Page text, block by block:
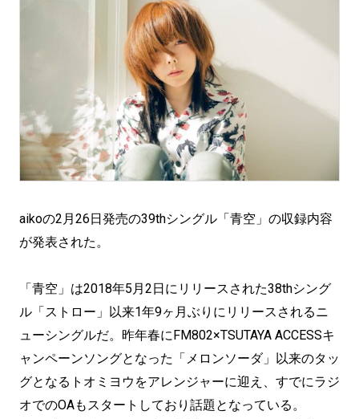
aikoの2月26日発売の39thシングル「青空」の収録内容
が発表された。
「青空」は2018年5月2日にリリースされた38thシング
ル「ストロー」以来1年9ヶ月ぶりにリリースされるニ
ューシングルだ。昨年春にFM802×TSUTAYA ACCESSキ
ャンペーンソングとなった「メロンソーダ」以来のタッ
グとなるトオミヨウをアレンジャーに迎え、すでにラジ
オでのOAもスタートしており話題となっている。